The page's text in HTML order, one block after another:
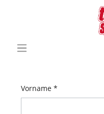
Vorname *